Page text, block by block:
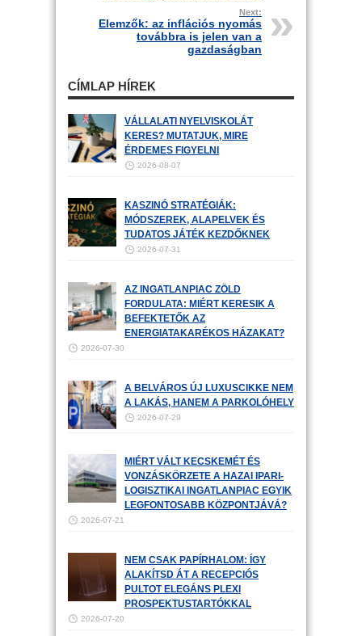
Next:
Elemzők: az inflációs nyomás
továbbra is jelen van a
gazdaságban
CÍMLAP HÍREK
VÁLLALATI NYELVISKOLÁT
KERES? MUTATJUK, MIRE
ÉRDEMES FIGYELNI
2026-08-07
KASZINÓ STRATÉGIÁK:
MÓDSZEREK, ALAPELVEK ÉS
TUDATOS JÁTÉK KEZDŐKNEK
2026-07-31
AZ INGATLANPIAC ZÖLD
FORDULATA: MIÉRT KERESIK A
BEFEKTETŐK AZ
ENERGIATAKARÉKOS HÁZAKAT?
2026-07-30
A BELVÁROS ÚJ LUXUSCIKKE NEM
A LAKÁS, HANEM A PARKOLÓHELY
2026-07-29
MIÉRT VÁLT KECSKEMÉT ÉS
VONZÁSKÖRZETE A HAZAI IPARI-
LOGISZTIKAI INGATLANPIAC EGYIK
LEGFONTOSABB KÖZPONTJÁVÁ?
2026-07-21
NEM CSAK PAPÍRHALOM: ÍGY
ALAKÍTSD ÁT A RECEPCIÓS
PULTOT ELEGÁNS PLEXI
PROSPEKTUSTARTÓKKAL
2026-07-20